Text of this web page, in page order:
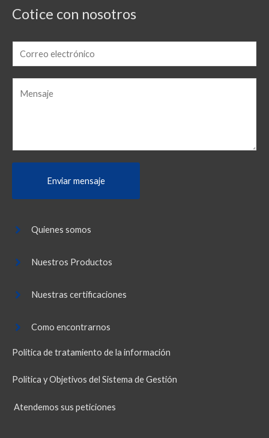
Cotice con nosotros
m
a
e
n
o
M
s
a
e
Enviar mensaje
Quienes somos
Nuestros Productos
Nuestras certificaciones
Como encontrarnos
Política de tratamiento de la información
Política y Objetivos del Sistema de Gestión
Atendemos sus peticiones